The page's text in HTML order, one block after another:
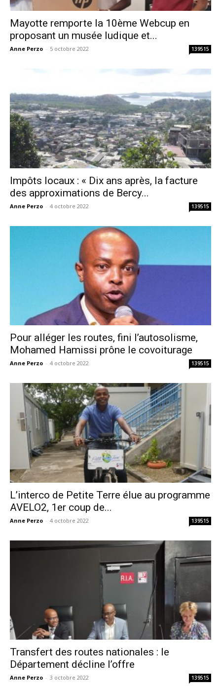
Mayotte remporte la 10ème Webcup en
proposant un musée ludique et...
Anne Perzo - 5 octobre 2022 139515
Impôts locaux : « Dix ans après, la facture
des approximations de Bercy...
Anne Perzo - 4 octobre 2022 139515
Pour alléger les routes, fini l’autosolisme,
Mohamed Hamissi prône le covoiturage
Anne Perzo - 4 octobre 2022 139515
L’interco de Petite Terre élue au programme
AVELO2, 1er coup de...
Anne Perzo - 4 octobre 2022 139515
Transfert des routes nationales : le
Département décline l’offre
Anne Perzo - 3 octobre 2022 139515